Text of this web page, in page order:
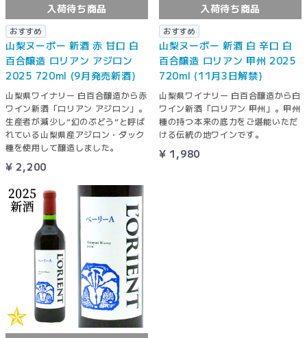
入荷待ち商品
おすすめ
山梨ヌーボー 新酒 赤 甘口 白
百合醸造 ロリアン アジロン
2025 720ml (9月発売新酒)
山梨県ワイナリー 白百合醸造から赤
ワイン新酒「ロリアン アジロン」。
生産者が減少し”幻のぶどう”と呼ば
れている山梨県産アジロン・ダック
種を使用して醸造しました。
¥ 2,200
入荷待ち商品
おすすめ
山梨ヌーボー 新酒 白 辛口 白
百合醸造 ロリアン 甲州 2025
720ml (11月3日解禁)
山梨県ワイナリー 白百合醸造から白
ワイン新酒「ロリアン 甲州」。甲州
種の持つ本来の底力をご堪能いただ
ける伝統の地ワインです。
¥ 1,980